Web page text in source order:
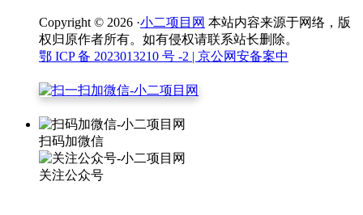
Copyright © 2026 ·小二项目网 本站内容来源于网络，版
权归原作者所有。如有侵权请联系站长删除。
鄂 ICP 备 2023013210 号 -2 | 京公网安备案中
扫码加微信
关注公众号